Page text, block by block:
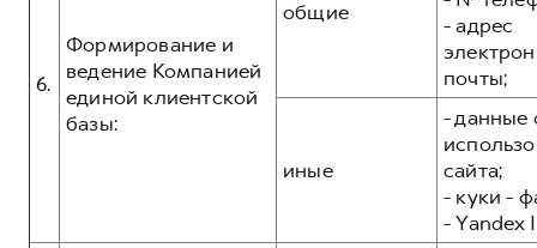
6.
Формирование и
ведение Компанией
единой клиентской
базы:
общие
- адрес
почты;
иные
- данные
сайта;
- куки -
- Yandex